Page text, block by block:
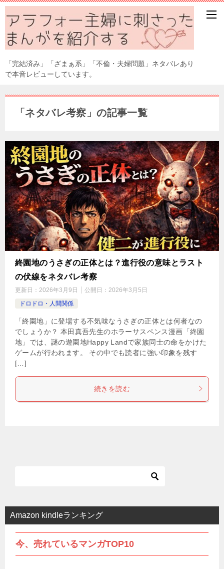
「完結済み」「ざまぁ系」「不倫・夫婦問題」ネタバレあり
で本音レビューしています。
「ネタバレ考察」の記事一覧
終園地のうさぎの正体とは？進行役の意味とラスト
の伏線をネタバレ考察
更新日： 2026年3月9日 公開日： 2026年3月5日
ドロドロ・人間関係
「終園地」に登場する不気味なうさぎの正体とは何者なの
でしょうか？ 本田真吾先生のホラーサスペンス漫画「終園
地」では、謎の遊園地Happy Landで家族同士の命をかけた
ゲームが行われます。 その中でも読者に強い印象を残す
[…]
続きを読む
Amazon kindleランキング
今、売れているマンガTOP10